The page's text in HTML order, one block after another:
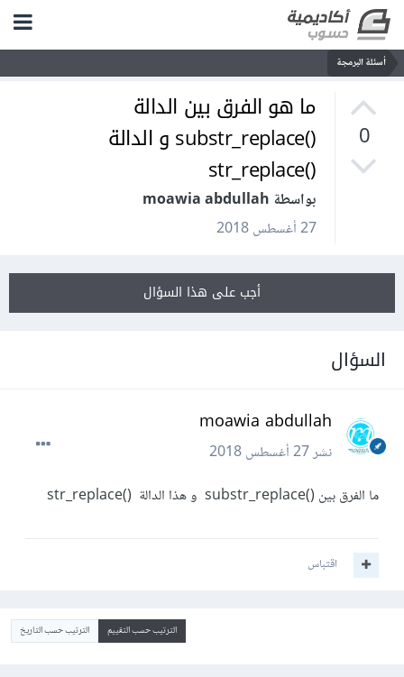
أسئلة البرمجة
0
ما هو الفرق بين الدالة
()substr_replace و الدالة
()str_replace
بواسطة moawia abdullah
27 أغسطس 2018
أجب على هذا السؤال
السؤال
moawia abdullah
نشر27 أغسطس 2018
ما الفرق بين ()substr_replace و هذا الدالة ()str_replace
اقتباس
الترتيب حسب التقييم الترتيب حسب التاريخ